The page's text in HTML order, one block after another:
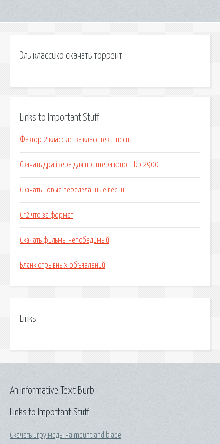
Эль классико скачать торрент
Links to Important Stuff
Фактор 2 класс детка класс текст песни
Скачать драйвера для принтера кэнон lbp 2900
Скачать новые переделанные песни
Cr2 что за формат
Скачать фильмы непобедимый
Бланк отрывных объявлений
Links
Links to Important Stuff
Скачать игру моды на mount and blade
An Informative Text Blurb